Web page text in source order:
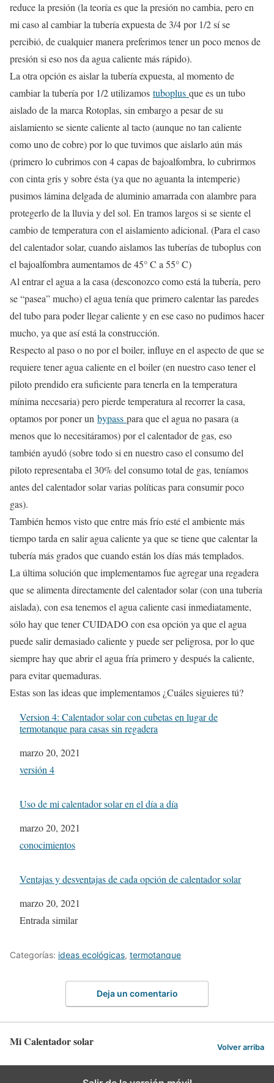
reduce la presión (la teoría es que la presión no cambia, pero en
mi caso al cambiar la tubería expuesta de 3/4 por 1/2 sí se
percibió, de cualquier manera preferimos tener un poco menos de
presión si eso nos da agua caliente más rápido).
La otra opción es aislar la tubería expuesta, al momento de
cambiar la tubería por 1/2 utilizamos tuboplus que es un tubo
aislado de la marca Rotoplas, sin embargo a pesar de su
aislamiento se siente caliente al tacto (aunque no tan caliente
como uno de cobre) por lo que tuvimos que aislarlo aún más
(primero lo cubrimos con 4 capas de bajoalfombra, lo cubrirmos
con cinta gris y sobre ésta (ya que no aguanta la intemperie)
pusimos lámina delgada de aluminio amarrada con alambre para
protegerlo de la lluvia y del sol. En tramos largos si se siente el
cambio de temperatura con el aislamiento adicional. (Para el caso
del calentador solar, cuando aislamos las tuberías de tuboplus con
el bajoalfombra aumentamos de 45° C a 55° C)
Al entrar el agua a la casa (desconozco como está la tubería, pero
se “pasea” mucho) el agua tenía que primero calentar las paredes
del tubo para poder llegar caliente y en ese caso no pudimos hacer
mucho, ya que así está la construcción.
Respecto al paso o no por el boiler, influye en el aspecto de que se
requiere tener agua caliente en el boiler (en nuestro caso tener el
piloto prendido era suficiente para tenerla en la temperatura
mínima necesaria) pero pierde temperatura al recorrer la casa,
optamos por poner un bypass para que el agua no pasara (a
menos que lo necesitáramos) por el calentador de gas, eso
también ayudó (sobre todo si en nuestro caso el consumo del
piloto representaba el 30% del consumo total de gas, teníamos
antes del calentador solar varias políticas para consumir poco
gas).
También hemos visto que entre más frío esté el ambiente más
tiempo tarda en salir agua caliente ya que se tiene que calentar la
tubería más grados que cuando están los días más templados.
La última solución que implementamos fue agregar una regadera
que se alimenta directamente del calentador solar (con una tubería
aislada), con esa tenemos el agua caliente casi inmediatamente,
sólo hay que tener CUIDADO con esa opción ya que el agua
puede salir demasiado caliente y puede ser peligrosa, por lo que
siempre hay que abrir el agua fría primero y después la caliente,
para evitar quemaduras.
Estas son las ideas que implementamos ¿Cuáles siguieres tú?
Version 4: Calentador solar con cubetas en lugar de
termotanque para casas sin regadera
Fecha
marzo 20, 2021
In relation to
versión 4
Uso de mi calentador solar en el día a día
Fecha
marzo 20, 2021
In relation to
conocimientos
Ventajas y desventajas de cada opción de calentador solar
Fecha
marzo 20, 2021
In relation to
Entrada similar
Categorías: ideas ecológicas, termotanque
Deja un comentario
Mi Calentador solar Volver arriba